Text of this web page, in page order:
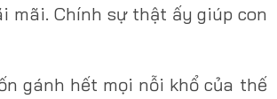
mãi. Chính sự thật ấy giúp con
gánh hết mọi nỗi khổ của thế